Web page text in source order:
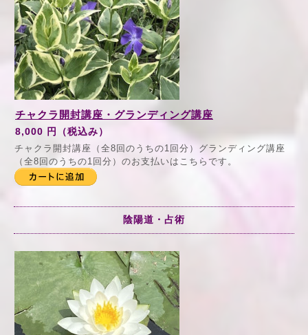
チャクラ開封講座・グランディング講座
8,000 円（税込み）
チャクラ開封講座（全8回のうちの1回分）グランディング講座
（全8回のうちの1回分）のお支払いはこちらです。
陰陽道・占術